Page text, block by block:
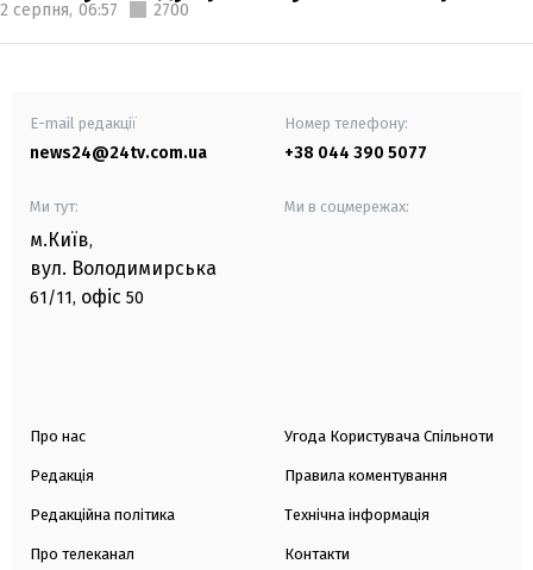
2 серпня, 06:57 2700
E-mail редакції
news24@24tv.com.ua
Номер телефону:
+38 044 390 5077
Ми тут:
м.Київ,
вул. Володимирська
61/11, офіс 50
Ми в соцмережах:
Про нас
Редакція
Редакційна політика
Про телеканал
Угода Користувача Спільноти
Правила коментування
Технічна інформація
Контакти